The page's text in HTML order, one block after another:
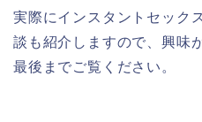
実際にインスタントセック
談も紹介しますので、興味
最後までご覧ください。